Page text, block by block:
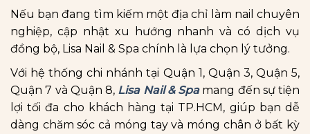
Nếu bạn đang tìm kiếm một địa chỉ làm nail chuyên
nghiệp, cập nhật xu hướng nhanh và có dịch vụ
đồng bộ, Lisa Nail & Spa chính là lựa chọn lý tưởng.
Với hệ thống chi nhánh tại Quận 1, Quận 3, Quận 5,
Quận 7 và Quận 8, Lisa Nail & Spamang đến sự tiện
lợi tối đa cho khách hàng tại TP.HCM, giúp bạn dễ
dàng chăm sóc cả móng tay và móng chân ở bất kỳ